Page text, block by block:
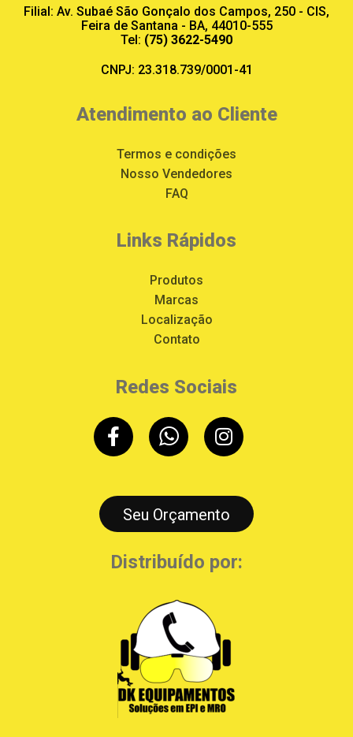
Filial: Av. Subaé São Gonçalo dos Campos, 250 - CIS,
Feira de Santana - BA, 44010-555
Tel: (75) 3622-5490
CNPJ: 23.318.739/0001-41
Atendimento ao Cliente
Termos e condições
Nosso Vendedores
FAQ
Links Rápidos
Produtos
Marcas
Localização
Contato
Redes Sociais
Seu Orçamento
Distribuído por: